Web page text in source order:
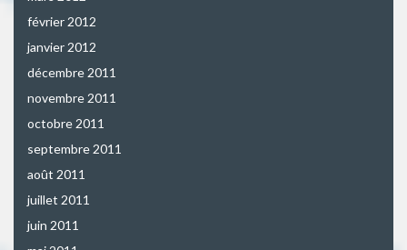
février 2012
janvier 2012
décembre 2011
novembre 2011
octobre 2011
septembre 2011
août 2011
juillet 2011
juin 2011